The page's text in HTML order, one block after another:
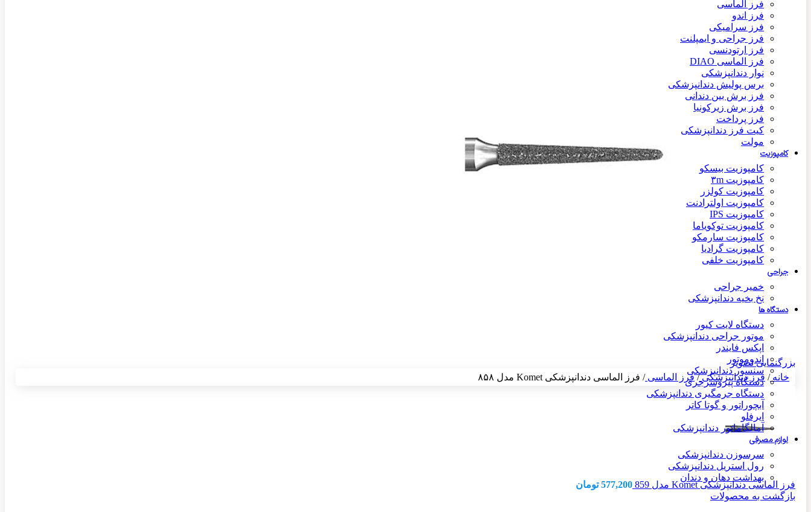
فرز الماسی
فرز اندو
فرز سرامیکی
فرز جراحی و ایمپلنت
فرز ارتودنسی
فرز الماسی DIAO
نوار دندانپزشکی
برس پولیش دندانپزشکی
فرز برش بین دندانی
فرز برش زیرکونیا
فرز پرداخت
کیت فرز دندانپزشکی
مولت
کامپوزیت
کامپوزیت بیسکو
کامپوزیت ۳m
کامپوزیت کولزر
کامپوزیت اولترادنت
کامپوزیت IPS
کامپوزیت توکویاما
کامپوزیت سارمکو
کامپوزیت گرادیا
کامپوزیت خلفی
جراحی
خمیر جراحی
نخ بخیه دندانپزشکی
دستگاه ها
دستگاه لایت کیور
موتور جراحی دندانپزشکی
اپکس فایندر
اندوموتور
سنسور دندانپزشکی
دستگاه پیزوسرجری
دستگاه جرمگیری دندانپزشکی
آبچوراتور و گوتا کاتر
ایرفلو
آمالگاماتور دندانپزشکی
لوازم مصرفی
سرسوزن دندانپزشکی
رول استریل دندانپزشکی
بهداشت دهان و دندان
بزرگنمایی تصویر
خانه/ فرز دندانپزشکی/ فرز الماسی/ فرز الماسی دندانپزشکی Komet مدل ۸۵۸
فرز الماسی دندانپزشکی Komet مدل 859 577,200 تومان
بازگشت به محصولات